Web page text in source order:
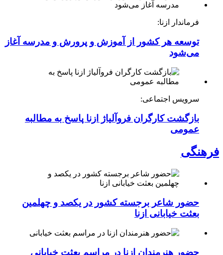
فرماندار ازنا:
توسعه هر کشور از آموزش و پرورش و مدرسه آغاز
می‌شود
سرویس اجتماعی:
بازگشت کارگران فروآلیاژ ازنا پاسخ به مطالبه
عمومی
فرهنگی
حضور شاعر برجسته کشور در یکصد و چهلمین
بعثت خیابانی ازنا
حضور هنرمندان ازنا در مراسم بعثت خیابانی